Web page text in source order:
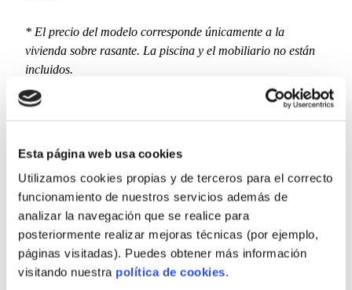
Esta página web usa cookies
Utilizamos cookies propias y de terceros para el correcto
funcionamiento de nuestros servicios además de
analizar la navegación que se realice para
posteriormente realizar mejoras técnicas (por ejemplo,
páginas visitadas). Puedes obtener más información
visitando nuestra política de cookies.
* El precio del modelo corresponde únicamente a la
vivienda sobre rasante. La piscina y el mobiliario no están
incluidos.
** El coste de la obra gris (cimentación, acometidas,
saneamiento) se presupuesta de forma independiente y se
Proyecto Signature
Estudio de diseño
Morph
Año
2024